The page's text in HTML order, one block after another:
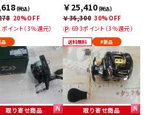
(税込)
20%OFF
イント（3％還元）
品
￥25,410(税込)
￥36,300 30%OFF
693ポイント（3％還元）
送料無料 #新品
取り寄せ商品
取り寄せ商品